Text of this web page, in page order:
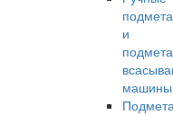
и
машины